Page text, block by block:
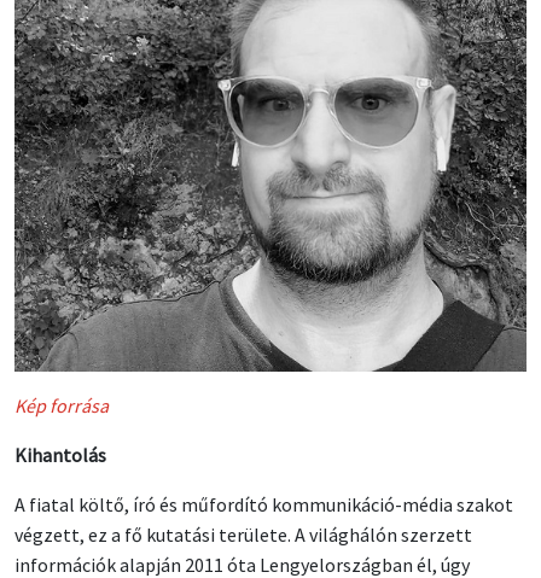
Kép forrása
Kihantolás
A fiatal költő, író és műfordító kommunikáció-média szakot
végzett, ez a fő kutatási területe. A világhálón szerzett
információk alapján 2011 óta Lengyelországban él, úgy